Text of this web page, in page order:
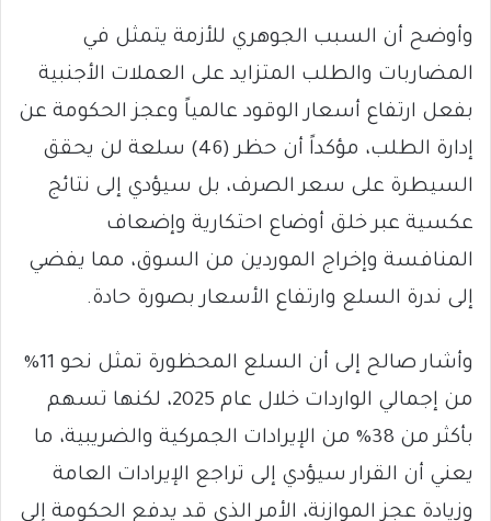
وأوضح أن السبب الجوهري للأزمة يتمثل في
المضاربات والطلب المتزايد على العملات الأجنبية
بفعل ارتفاع أسعار الوقود عالمياً وعجز الحكومة عن
إدارة الطلب، مؤكداً أن حظر (46) سلعة لن يحقق
السيطرة على سعر الصرف، بل سيؤدي إلى نتائج
عكسية عبر خلق أوضاع احتكارية وإضعاف
المنافسة وإخراج الموردين من السوق، مما يفضي
إلى ندرة السلع وارتفاع الأسعار بصورة حادة.
وأشار صالح إلى أن السلع المحظورة تمثل نحو 11%
من إجمالي الواردات خلال عام 2025، لكنها تسهم
بأكثر من 38% من الإيرادات الجمركية والضريبية، ما
يعني أن القرار سيؤدي إلى تراجع الإيرادات العامة
وزيادة عجز الموازنة، الأمر الذي قد يدفع الحكومة إلى